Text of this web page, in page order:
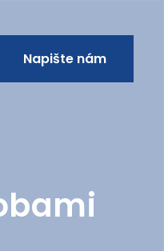
Napište nám